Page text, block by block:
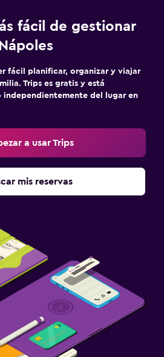
fácil de gestionar
fácil planificar, organizar y viajar
Trips es gratis y está
independientemente del lugar en
a usar Trips
mis reservas